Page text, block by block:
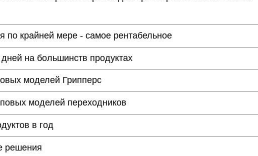
по крайней мере - самое рентабельное
на большинств продуктах
моделей Грипперс
моделей переходников
в год
решения